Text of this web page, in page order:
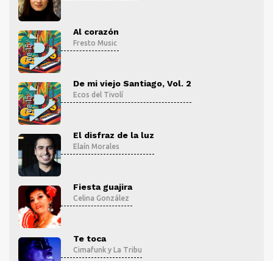
Al corazón
Fresto Music
De mi viejo Santiago, Vol. 2
Ecos del Tivolí
El disfraz de la luz
Elaín Morales
Fiesta guajira
Celina González
Te toca
Cimafunk y La Tribu